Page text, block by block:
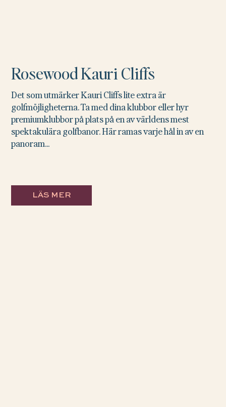
LÄS MER
Rosewood Kauri Cliffs
Det som utmärker Kauri Cliffs lite extra är
golfmöjligheterna. Ta med dina klubbor eller hyr
premiumklubbor på plats på en av världens mest
spektakulära golfbanor. Här ramas varje hål in av en
panoram...